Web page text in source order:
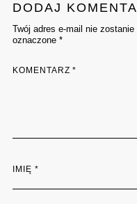
DODAJ
Twój adres e-mail nie
oznaczone *
KOMENTARZ*
IMIĘ *